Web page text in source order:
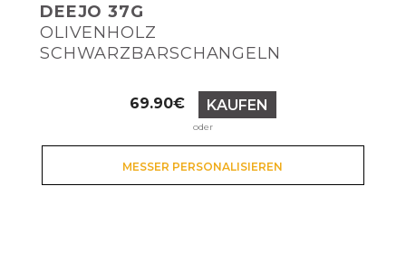
DEEJO 37G
OLIVENHOLZ
SCHWARZBARSCHANGELN
Preis
69.90€ KAUFEN
oder
MESSER PERSONALISIEREN